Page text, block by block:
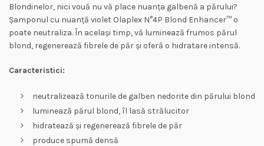
Blondinelor, nici vouă nu vă place nuanța galbenă a părului?
Șamponul cu nuanță violet Olaplex N°4P Blond Enhancer™ o
poate neutraliza. În același timp, vă luminează frumos părul
blond, regenerează fibrele de păr și oferă o hidratare intensă.
Caracteristici:
neutralizează tonurile de galben nedorite din părului blond
luminează părul blond, îl lasă strălucitor
hidratează și regenerează fibrele de păr
produce spumă densă